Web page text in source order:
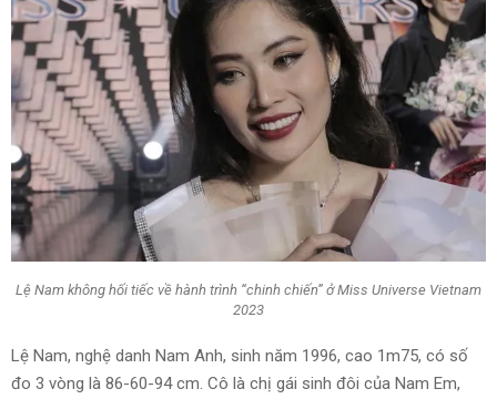
Lệ Nam không hối tiếc về hành trình “chinh chiến” ở Miss Universe Vietnam
2023
Lệ Nam, nghệ danh Nam Anh, sinh năm 1996, cao 1m75, có số
đo 3 vòng là 86-60-94 cm. Cô là chị gái sinh đôi của Nam Em,